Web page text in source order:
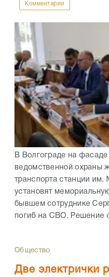
Комментарии
В Волгограде на
ведомственной охраны
транспорта станции им.
установят
бывшем сотруднике
погиб на СВО. Решение
Общество
Две электрички